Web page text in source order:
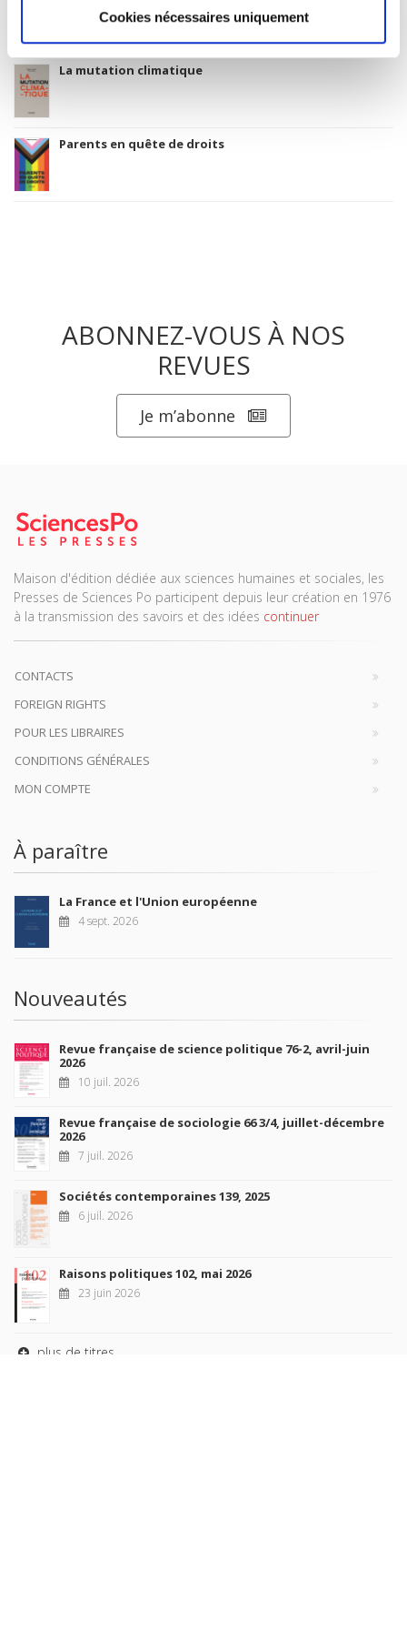
Cookies nécessaires uniquement
La mutation climatique
Parents en quête de droits
ABONNEZ-VOUS À NOS
REVUES
Je m’abonne
Maison d'édition dédiée aux sciences humaines et sociales, les
Presses de Sciences Po participent depuis leur création en 1976
à la transmission des savoirs et des idées continuer
CONTACTS
FOREIGN RIGHTS
POUR LES LIBRAIRES
CONDITIONS GÉNÉRALES
MON COMPTE
À paraître
La France et l'Union européenne
4 sept. 2026
Nouveautés
Revue française de science politique 76-2, avril-juin
2026
10 juil. 2026
Revue française de sociologie 66 3/4, juillet-décembre
2026
7 juil. 2026
Sociétés contemporaines 139, 2025
6 juil. 2026
Raisons politiques 102, mai 2026
23 juin 2026
plus de titres